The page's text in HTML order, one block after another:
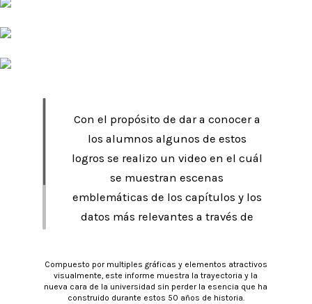
Con el propósito de dar a conocer a
los alumnos algunos de estos
logros se realizo un video en el cuál
se muestran escenas
emblemáticas de los capítulos y los
datos más relevantes a través de
fácil de entender.
Compuesto por multiples gráficas y elementos atractivos
visualmente, este informe muestra la trayectoria y la
nueva cara de la universidad sin perder la esencia que ha
construido durante estos 50 años de historia.